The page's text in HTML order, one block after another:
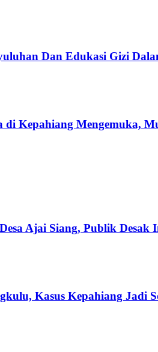
Dan Edukasi Gizi
Kepahiang Mengemuka,
Ajai Siang, Publik Desak
Kasus Kepahiang Jadi